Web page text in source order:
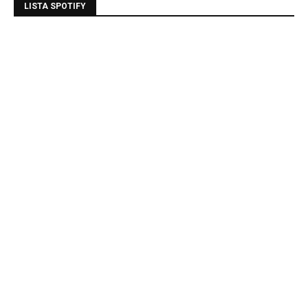
LISTA SPOTIFY